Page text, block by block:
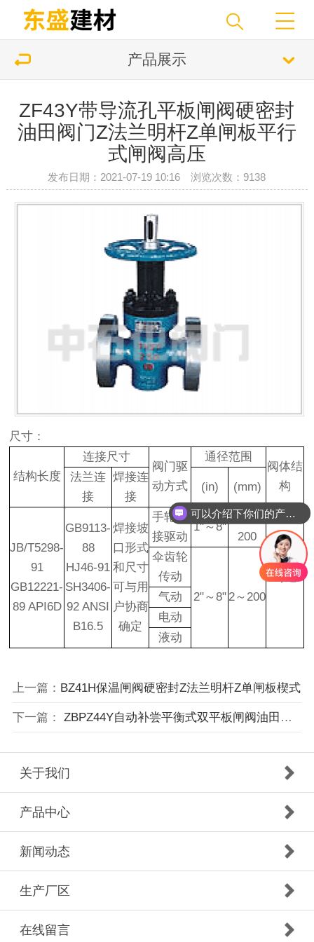
产品展示
ZF43Y带导流孔平板闸阀硬密封
油田阀门Z法兰明杆Z单闸板平行
式闸阀高压
发布日期：2021-07-19 10:16 浏览次数：9138
尺寸：
结构长度
连接尺寸
阀门驱
动方式
通径范围
阀体结
构
法兰连
接
焊接连
接
(in) (mm)
JB/T5298-
91
GB12221-
89 API6D
GB9113-
88
HJ46-91
SH3406-
92 ANSI
B16.5
焊接坡
口形式
和尺寸
可与用
户协商
确定
手轮直
接驱动
1"～8"
25～
200
铸造
伞齿轮
传动
2"～8" 2～ 200
气动
电动
液动
上一篇： BZ41H保温闸阀硬密封Z法兰明杆Z单闸板楔式
下一篇： ZBPZ44Y自动补尝平衡式双平板闸阀油田阀门...
关于我们
产品中心
新闻动态
生产厂区
在线留言
可以介绍下你们的产品么